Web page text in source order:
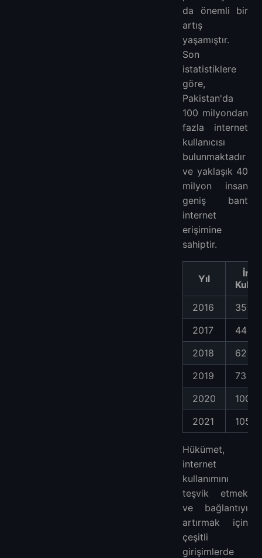
da önemli bir
artış
yaşamıştır.
Son
istatistiklere
göre,
Pakistan'da
100 milyondan
fazla internet
kullanıcısı
bulunmaktadır
ve yaklaşık 40
milyon insan
geniş bant
internet
erişimine
sahiptir.
Yıl
2016
35
2017
44
2018
62
2019
73
2020
100
2021
105
Hükümet,
internet
kullanımını
teşvik etmek
ve bağlantıyı
artırmak için
çeşitli
girişimlerde